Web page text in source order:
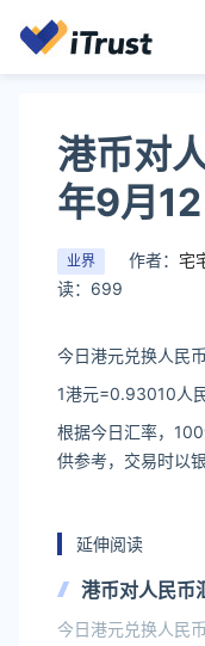
港币对
年9月12
业界 作者： 宅
读：699
今日港元兑换人民
1港元=0.93010人
根据今日汇率，
供参考，交易时以
延伸阅读
港币对人民币
今日港元兑换人民